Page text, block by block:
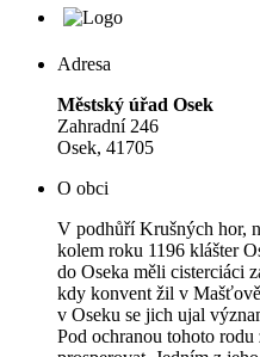
Adresa
Městský úřad Osek
Zahradní 246
Osek, 41705
O obci
V podhůří Krušných hor,
kolem roku 1196 klášter
do Oseka měli cisterciáci
kdy konvent žil v
v Oseku se jich ujal
Pod ochranou tohoto